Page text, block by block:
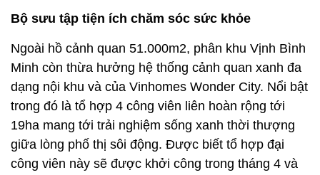
Bộ sưu tập tiện ích chăm sóc sức khỏe
Ngoài hồ cảnh quan 51.000m2, phân khu Vịnh Bình
Minh còn thừa hưởng hệ thống cảnh quan xanh đa
dạng nội khu và của Vinhomes Wonder City. Nổi bật
trong đó là tổ hợp 4 công viên liên hoàn rộng tới
19ha mang tới trải nghiệm sống xanh thời thượng
giữa lòng phố thị sôi động. Được biết tổ hợp đại
công viên này sẽ được khởi công trong tháng 4 và